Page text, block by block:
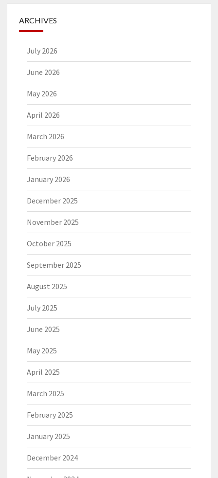
ARCHIVES
July 2026
June 2026
May 2026
April 2026
March 2026
February 2026
January 2026
December 2025
November 2025
October 2025
September 2025
August 2025
July 2025
June 2025
May 2025
April 2025
March 2025
February 2025
January 2025
December 2024